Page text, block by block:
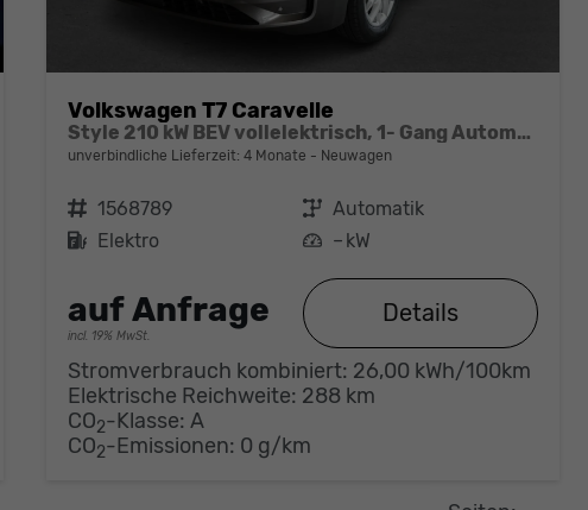
Volkswagen T7 Caravelle
Style 210 kW BEV vollelektrisch, 1- Gang Automatik, 4 Motion, 8 Sitze, Klimaautomatik 3 Zonen, Navigationssystem, Fahrerassistenzpaket Plus, 70 L Tank, Langer Radstand
unverbindliche Lieferzeit: 4 Monate Neuwagen
Fahrzeugnr. 1568789 Getriebe Automatik
Kraftstoff Elektro Leistung – kW
auf Anfrage
incl. 19% MwSt.
Details
Stromverbrauch kombiniert: 26,00 kWh/100km
Elektrische Reichweite: 288 km
CO2-Klasse: A
CO2-Emissionen: 0 g/km